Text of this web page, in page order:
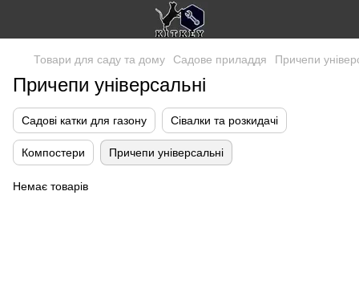
Товари для саду та дому Садове приладдя Причепи
Причепи універсальні
Садові катки для газону Сівалки та розкидачі
Компостери Причепи універсальні
Немає товарів